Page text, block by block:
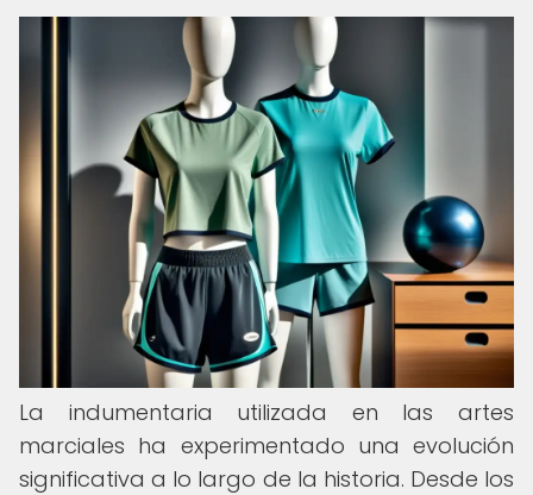
La indumentaria utilizada en las artes
marciales ha experimentado una evolución
significativa a lo largo de la historia. Desde los